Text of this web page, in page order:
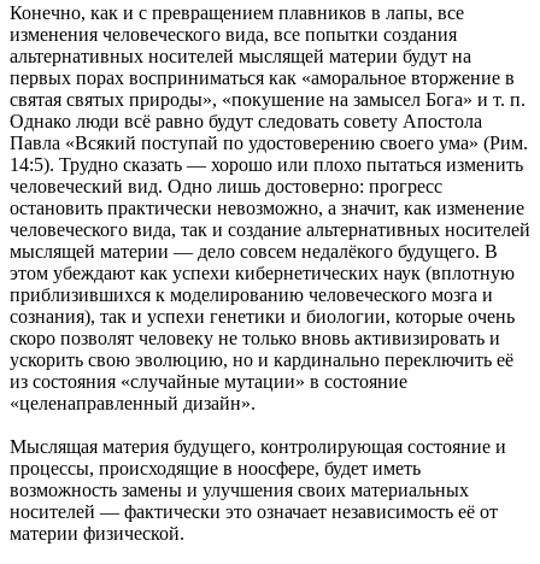
Конечно, как и с превращением плавников в лапы, все
изменения человеческого вида, все попытки создания
альтернативных носителей мыслящей материи будут на
первых порах восприниматься как «аморальное вторжение в
святая святых природы», «покушение на замысел Бога» и т. п.
Однако люди всё равно будут следовать совету Апостола
Павла «Всякий поступай по удостоверению своего ума» (Рим.
14:5). Трудно сказать — хорошо или плохо пытаться изменить
человеческий вид. Одно лишь достоверно: прогресс
остановить практически невозможно, а значит, как изменение
человеческого вида, так и создание альтернативных носителей
мыслящей материи — дело совсем недалёкого будущего. В
этом убеждают как успехи кибернетических наук (вплотную
приблизившихся к моделированию человеческого мозга и
сознания), так и успехи генетики и биологии, которые очень
скоро позволят человеку не только вновь активизировать и
ускорить свою эволюцию, но и кардинально переключить её
из состояния «случайные мутации» в состояние
«целенаправленный дизайн».
Мыслящая материя будущего, контролирующая состояние и
процессы, происходящие в ноосфере, будет иметь
возможность замены и улучшения своих материальных
носителей — фактически это означает независимость её от
материи физической.